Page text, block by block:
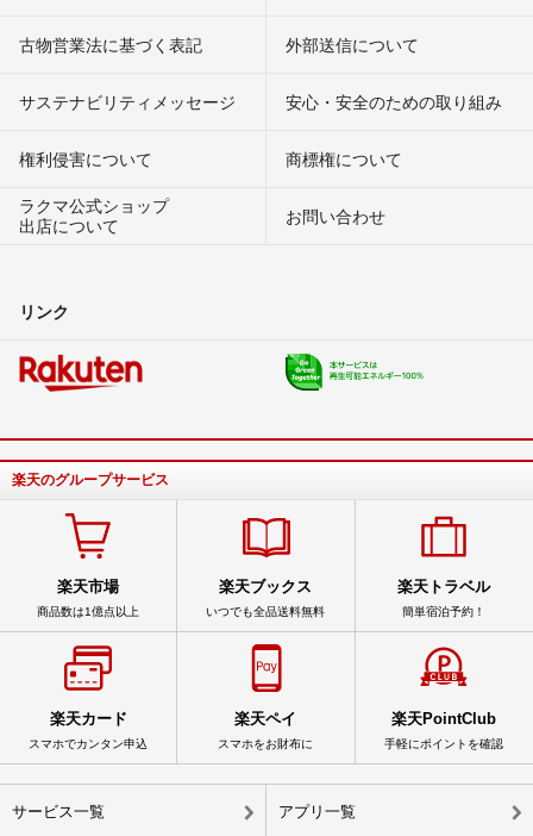
古物営業法に基づく表記 外部送信について
サステナビリティメッセージ 安心・安全のための取り組み
権利侵害について
商標権について
ラクマ公式ショップ
出店について
お問い合わせ
リンク
楽天のグループサービス
楽天市場
商品数は1億点以上
楽天ブックス
いつでも全品送料無料
楽天トラベル
簡単宿泊予約！
楽天カード
スマホでカンタン申込
楽天ペイ
スマホをお財布に
楽天PointClub
手軽にポイントを確認
サービス一覧 アプリ一覧